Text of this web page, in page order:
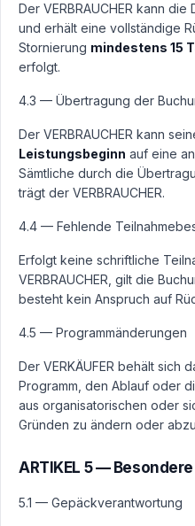
Der VERBRAUCHER kann
und erhält eine vollständige
Stornierung mindestens 15
erfolgt.
4.3 — Übertragung der
Der VERBRAUCHER kann
Leistungsbeginn auf eine
Sämtliche durch die
trägt der VERBRAUCHER.
4.4 — Fehlende
Erfolgt keine schriftliche
VERBRAUCHER, gilt die
besteht kein Anspruch auf
4.5 — Programmänderungen
Der VERKÄUFER behält sich
Programm, den Ablauf oder
aus organisatorischen oder
Gründen zu ändern oder
ARTIKEL 5 —
5.1 — Gepäckverantwortung